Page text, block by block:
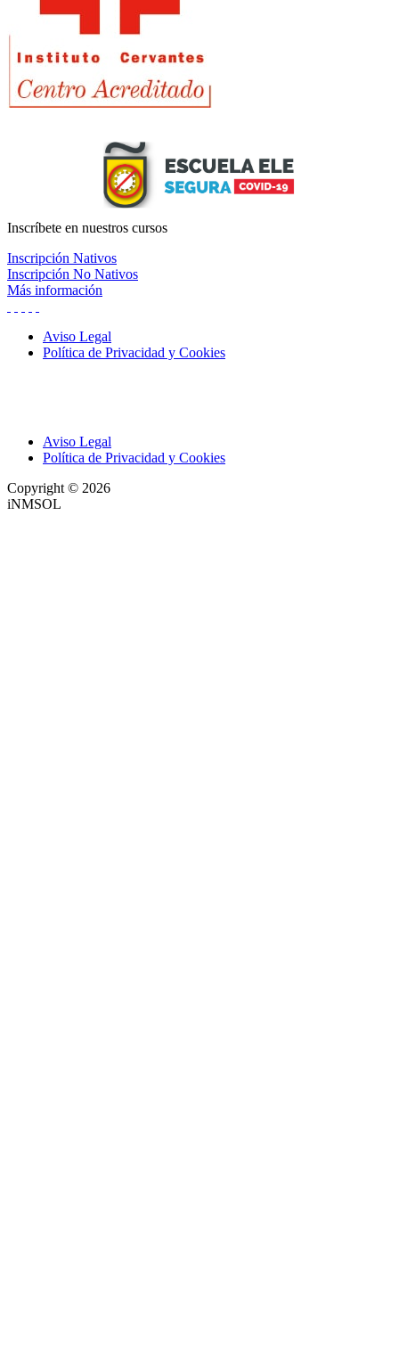
Inscríbete en nuestros cursos
Inscripción Nativos
Inscripción No Nativos
Más información
Aviso Legal
Política de Privacidad y Cookies
Aviso Legal
Política de Privacidad y Cookies
Copyright © 2026
iNMSOL